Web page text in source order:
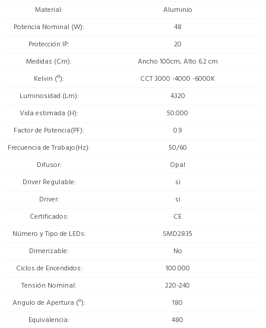
Material
Aluminio
Potencia Nominal (W)
48
Protección IP
20
Medidas (Cm)
Ancho 100cm, Alto 6.2 cm
Kelvin (º)
CCT 3000 -4000 -6000K
Luminosidad (Lm)
4320
Vida estimada (H)
50.000
Factor de Potencia(PF)
0.9
Frecuencia de Trabajo(Hz)
50/60
Difusor
Opal
Driver Regulable
si
Driver
si
Certificados
CE
Número y Tipo de LEDs
SMD2835
Dimerizable
No
Ciclos de Encendidos
100.000
Tensión Nominal
220-240
Angulo de Apertura (º)
180
Equivalencia
480